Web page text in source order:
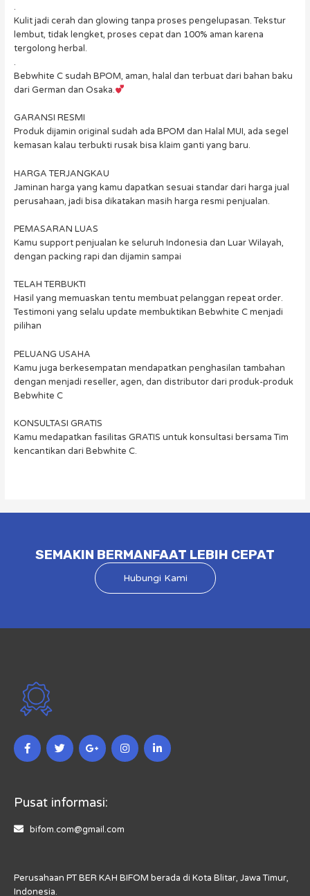
.
Kulit jadi cerah dan glowing tanpa proses pengelupasan. Tekstur
lembut, tidak lengket, proses cepat dan 100% aman karena
tergolong herbal.
.
Bebwhite C sudah BPOM, aman, halal dan terbuat dari bahan baku
dari German dan Osaka.
GARANSI RESMI
Produk dijamin original sudah ada BPOM dan Halal MUI, ada segel
kemasan kalau terbukti rusak bisa klaim ganti yang baru.
HARGA TERJANGKAU
Jaminan harga yang kamu dapatkan sesuai standar dari harga jual
perusahaan, jadi bisa dikatakan masih harga resmi penjualan.
PEMASARAN LUAS
Kamu support penjualan ke seluruh Indonesia dan Luar Wilayah,
dengan packing rapi dan dijamin sampai
TELAH TERBUKTI
Hasil yang memuaskan tentu membuat pelanggan repeat order.
Testimoni yang selalu update membuktikan Bebwhite C menjadi
pilihan
PELUANG USAHA
Kamu juga berkesempatan mendapatkan penghasilan tambahan
dengan menjadi reseller, agen, dan distributor dari produk-produk
Bebwhite C
KONSULTASI GRATIS
Kamu medapatkan fasilitas GRATIS untuk konsultasi bersama Tim
kencantikan dari Bebwhite C.
SEMAKIN BERMANFAAT LEBIH CEPAT
Hubungi Kami
Pusat informasi:
bifom.com@gmail.com
Perusahaan PT BER KAH BIFOM berada di Kota Blitar, Jawa Timur,
Indonesia.